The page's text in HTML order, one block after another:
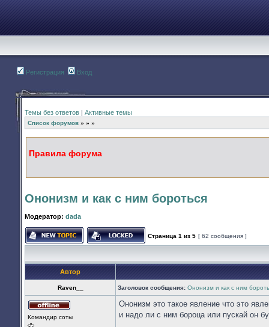
Регистрация Вход
Темы без ответов | Активные темы
Список форумов » » »
Правила форума
Ононизм и как с ним бороться
Модератор: dada
Начать новую тему Эта тема закрыта, вы не можете
Страница 1 из 5 [ 62 сообщения ]
Автор
Raven__ Заголовок сообщения: Ононизм и как с ним
в
Командир соты
Ононизм это такое явление что это
и надо ли с ним бороца или пускай он